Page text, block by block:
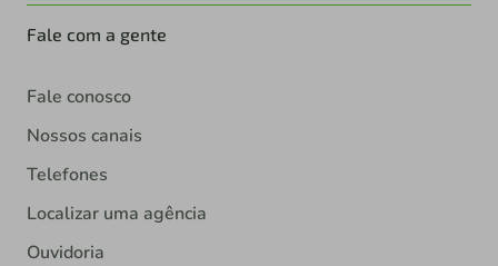
Fale com a gente
Fale conosco
Nossos canais
Telefones
Localizar uma agência
Ouvidoria